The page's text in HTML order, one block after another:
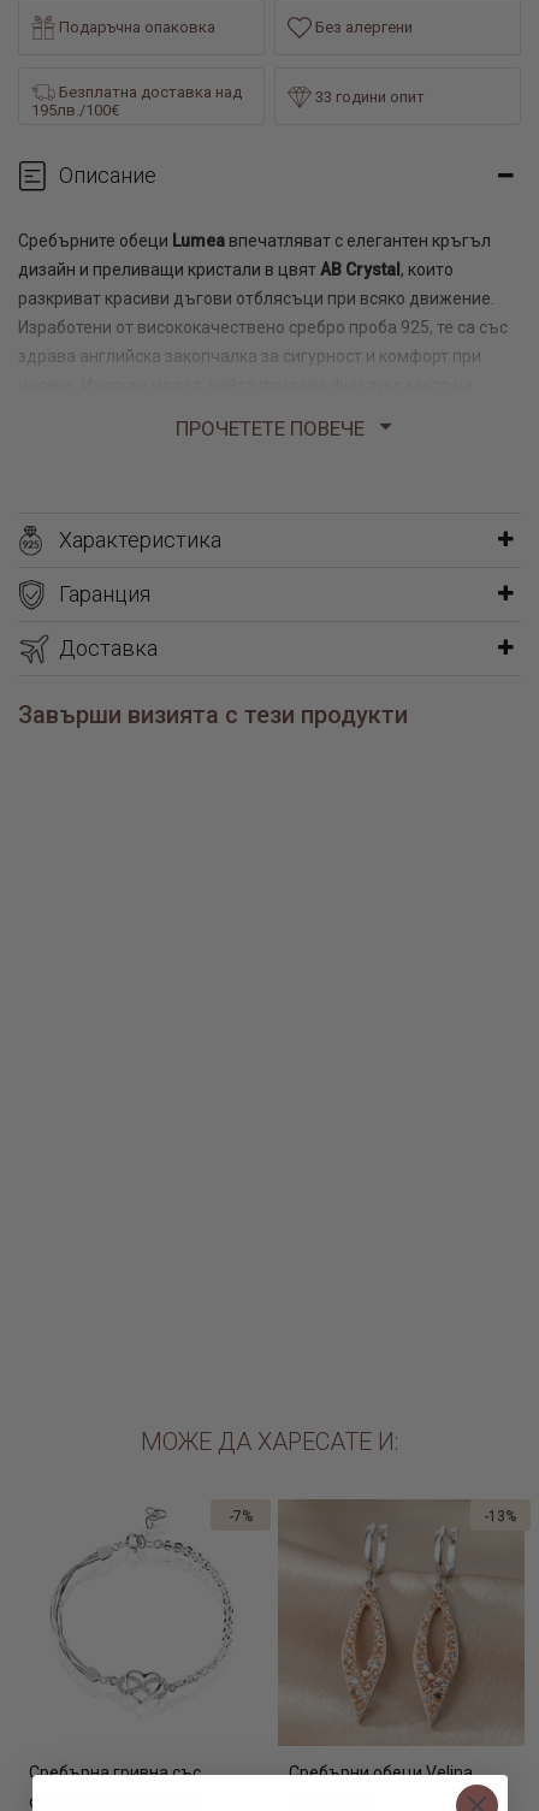
Подаръчна опаковка Без алергени
Безплатна доставка над
195лв./100€
33 години опит
Описание
Сребърните обеци Lumea впечатляват с елегантен кръгъл
дизайн и преливащи кристали в цвятAB Crystal , които
разкриват красиви дъгови отблясъци при всяко движение.
Изработени от висококачествено сребро проба 925, те са със
здрава английска закопчалка за сигурност и комфорт при
ПРОЧЕТЕТЕ ПОВЕЧЕ
Характеристика
Гаранция
Доставка
Завърши визията с тези продукти
МОЖЕ ДА ХАРЕСАТЕ И:
Сребърна гривна със
сърце и безкрайност
-7%
Сребърни обеци Velina
-13%